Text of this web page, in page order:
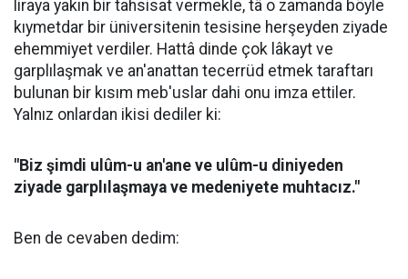
liraya yakın bir tahsisat vermekle, tâ o zamanda böyle
kıymetdar bir üniversitenin tesisine herşeyden ziyade
ehemmiyet verdiler. Hattâ dinde çok lâkayt ve
garplılaşmak ve an'anattan tecerrüd etmek taraftarı
bulunan bir kısım meb'uslar dahi onu imza ettiler.
Yalnız onlardan ikisi dediler ki:
"Biz şimdi ulûm-u an'ane ve ulûm-u diniyeden
ziyade garplılaşmaya ve medeniyete muhtacız."
Ben de cevaben dedim: